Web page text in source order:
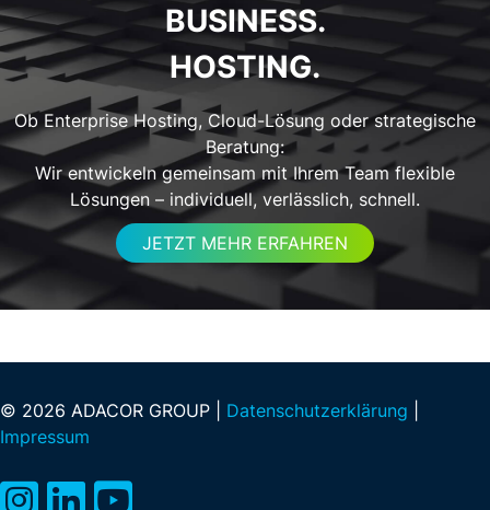
BUSINESS.
HOSTING.
Ob Enterprise Hosting, Cloud-Lösung oder strategische
Beratung:
Wir entwickeln gemeinsam mit Ihrem Team flexible
Lösungen – individuell, verlässlich, schnell.
JETZT MEHR ERFAHREN
© 2026 ADACOR GROUP | Datenschutzerklärung
Impressum